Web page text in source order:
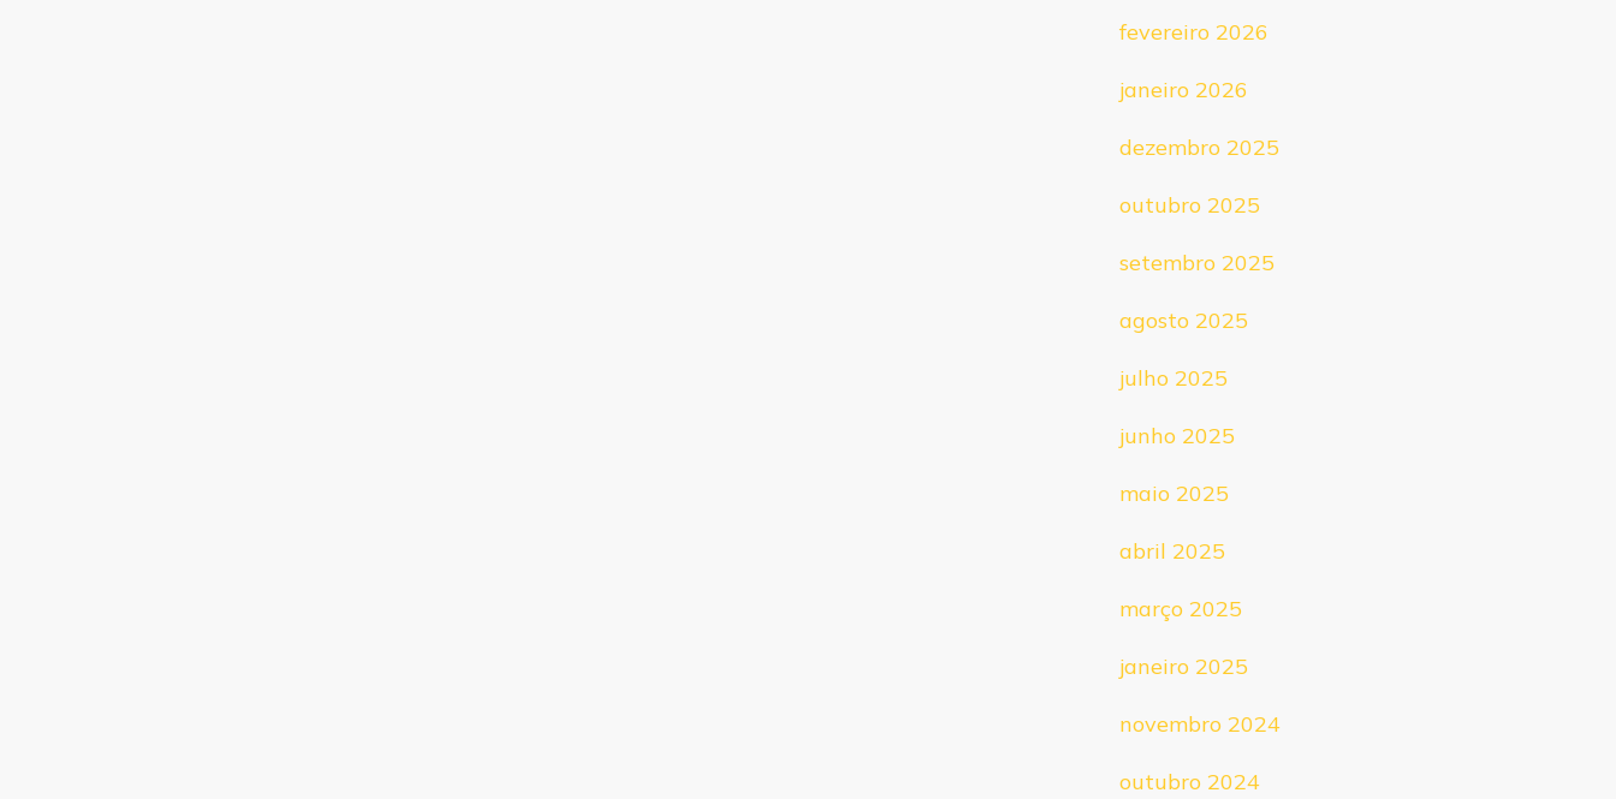
fevereiro 2026
janeiro 2026
dezembro 2025
outubro 2025
setembro 2025
agosto 2025
julho 2025
junho 2025
maio 2025
abril 2025
março 2025
janeiro 2025
novembro 2024
outubro 2024